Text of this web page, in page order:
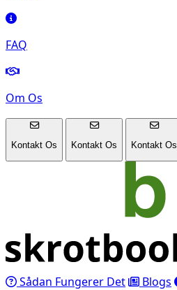
FAQ
Om Os
Kontakt Os Kontakt Os Kontakt Os
Sådan Fungerer Det Blogs